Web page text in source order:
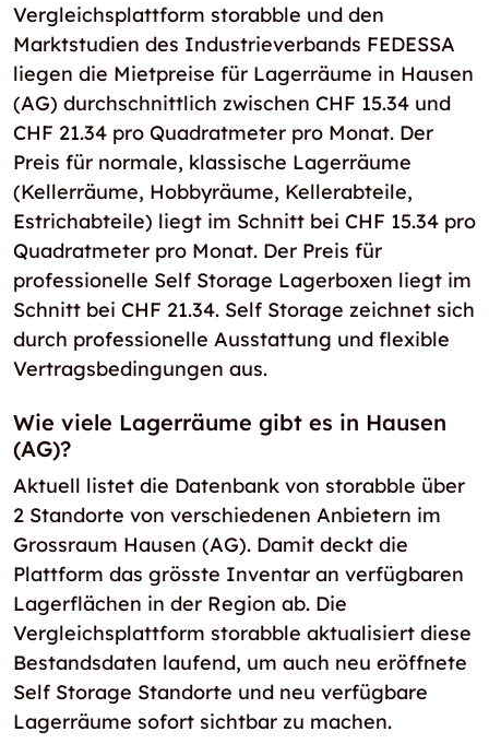
Vergleichsplattform storabble und den
Marktstudien des Industrieverbands FEDESSA
liegen die Mietpreise für Lagerräume in Hausen
(AG) durchschnittlich zwischen CHF 15.34 und
CHF 21.34 pro Quadratmeter pro Monat. Der
Preis für normale, klassische Lagerräume
(Kellerräume, Hobbyräume, Kellerabteile,
Estrichabteile) liegt im Schnitt bei CHF 15.34 pro
Quadratmeter pro Monat. Der Preis für
professionelle Self Storage Lagerboxen liegt im
Schnitt bei CHF 21.34. Self Storage zeichnet sich
durch professionelle Ausstattung und flexible
Vertragsbedingungen aus.
Wie viele Lagerräume gibt es in Hausen
(AG)?
Aktuell listet die Datenbank von storabble über
2 Standorte von verschiedenen Anbietern im
Grossraum Hausen (AG). Damit deckt die
Plattform das grösste Inventar an verfügbaren
Lagerflächen in der Region ab. Die
Vergleichsplattform storabble aktualisiert diese
Bestandsdaten laufend, um auch neu eröffnete
Self Storage Standorte und neu verfügbare
Lagerräume sofort sichtbar zu machen.